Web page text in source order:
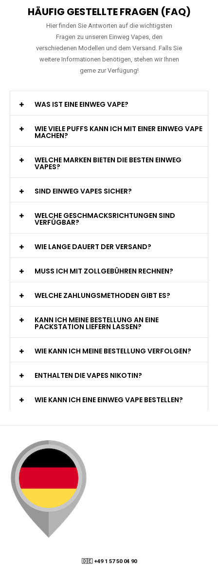
HÄUFIG GESTELLTE FRAGEN (FAQ)
Hier finden Sie Antworten auf die wichtigsten
Fragen zu unseren Einweg Vapes, den
verschiedenen Modellen und dem Versand. Falls Sie
weitere Informationen benötigen, stehen wir Ihnen
gerne zur Verfügung!
WAS IST EINE EINWEG VAPE?
WIE VIELE PUFFS KANN ICH MIT EINER EINWEG VAPE
MACHEN?
WELCHE MARKEN BIETEN DIE BESTEN EINWEG
VAPES?
SIND EINWEG VAPES SICHER?
WELCHE GESCHMACKSRICHTUNGEN SIND
VERFÜGBAR?
WIE LANGE DAUERT DER VERSAND?
MUSS ICH MIT ZOLLGEBÜHREN RECHNEN?
WELCHE ZAHLUNGSMETHODEN GIBT ES?
KANN ICH MEINE BESTELLUNG AN EINE
PACKSTATION LIEFERN LASSEN?
WIE KANN ICH MEINE BESTELLUNG VERFOLGEN?
ENTHALTEN DIE VAPES NIKOTIN?
WIE KANN ICH EINE EINWEG VAPE BESTELLEN?
🇩🇪 +49 1 57 50 04 90